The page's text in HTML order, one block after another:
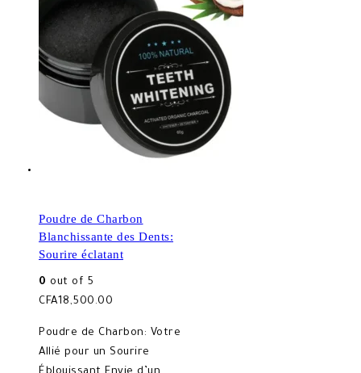
Poudre de Charbon
Blanchissante des Dents:
Sourire éclatant
0 out of 5
CFA18,500.00
Poudre de Charbon: Votre
Allié pour un Sourire